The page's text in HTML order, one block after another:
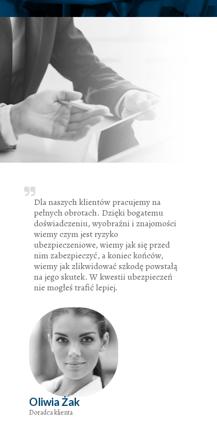
Dla naszych klientów pracujemy na
pełnych obrotach. Dzięki bogatemu
doświadczeniu, wyobraźni i znajomości
wiemy czym jest ryzyko
ubezpieczeniowe, wiemy jak się przed
nim zabezpieczyć, a koniec końców,
wiemy jak zlikwidować szkodę powstałą
na jego skutek. W kwestii ubezpieczeń
nie mogłeś trafić lepiej.
Oliwia Żak
Doradca klienta